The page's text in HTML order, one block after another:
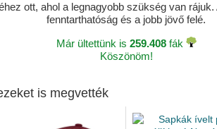
ott, ahol a legnagyobb szükség van
fenntarthatóság és a jobb jövő felé.
Már ültettünk is 259.408fák
Köszönöm!
is megvették